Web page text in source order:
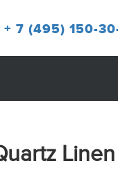
+ 7 (495) 150-
Linen